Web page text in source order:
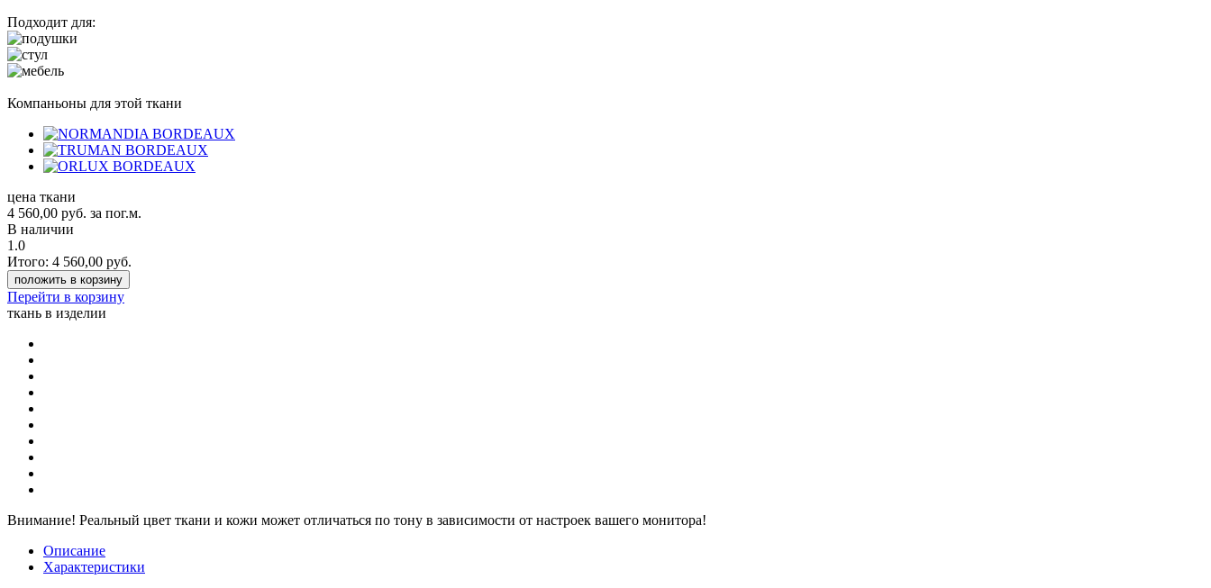
Подходит для:
Компаньоны для этой ткани
цена ткани
4 560,00 руб. за пог.м.
В наличии
1.0
Итого: 4 560,00 руб.
положить в корзину
Перейти в корзину
ткань в изделии
Внимание! Реальный цвет ткани и кожи может отличаться по тону в зависимости от настроек вашего монитора!
Описание
Характеристики